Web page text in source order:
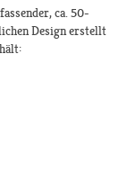
ca. 50-
Design erstellt